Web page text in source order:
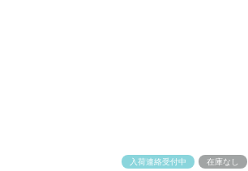
入荷連絡受付中 在庫なし